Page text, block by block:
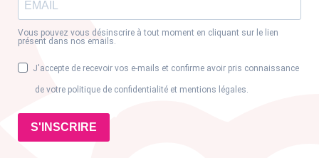
Vous pouvez vous désinscrire à tout moment en cliquant sur le lien
présent dans nos emails.
J'accepte de recevoir vos e-mails et confirme avoir pris connaissance
de votre politique de confidentialité et mentions légales.
S'INSCRIRE